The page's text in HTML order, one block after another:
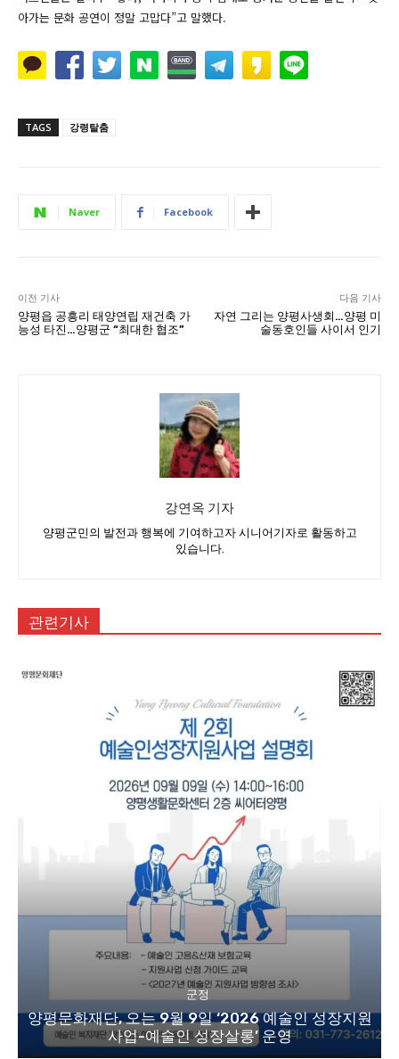
아가는 문화 공연이 정말 고맙다”고 말했다.
TAGS 강령탈춤
Naver Facebook
이전 기사
양평읍 공흥리 태양연립 재건축 가
능성 타진…양평군 “최대한 협조”
다음 기사
자연 그리는 양평사생회…양평 미
술동호인들 사이서 인기
강연옥 기자
양평군민의 발전과 행복에 기여하고자 시니어기자로 활동하고
있습니다.
관련기사
군정
양평문화재단, 오는 9월 9일 ‘2026 예술인 성장지원
사업-예술인 성장살롱’ 운영